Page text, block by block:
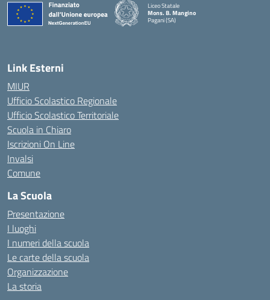
Liceo Statale
Mons. B. Mangino
Pagani (SA)
— Visita la pagina iniziale della scuola
Link Esterni
MIUR
Ufficio Scolastico Regionale
Ufficio Scolastico Territoriale
Scuola in Chiaro
Iscrizioni On Line
Invalsi
Comune
La Scuola
Presentazione
I luoghi
I numeri della scuola
Le carte della scuola
Organizzazione
La storia